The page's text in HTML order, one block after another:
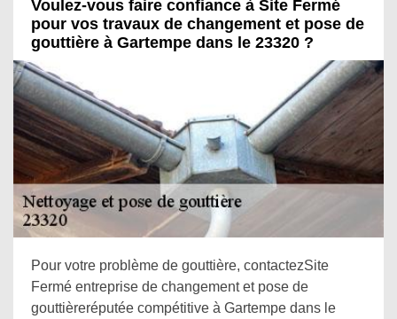
Voulez-vous faire confiance à Site Fermé
pour vos travaux de changement et pose de
gouttière à Gartempe dans le 23320 ?
Pour votre problème de gouttière, contactezSite
Fermé entreprise de changement et pose de
gouttièreréputée compétitive à Gartempe dans le